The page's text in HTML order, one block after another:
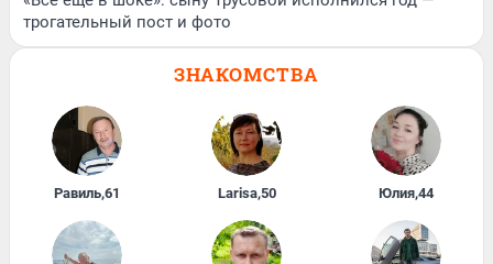
трогательный пост и фото
ЗНАКОМСТВА
Равиль,61 Larisa,50 Юлия,44